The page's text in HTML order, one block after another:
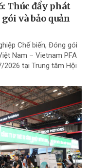
Thúc đẩy phát
và bảo quản
Chế biến, Đóng gói
Nam – Vietnam PFA
2026 tại Trung tâm Hội